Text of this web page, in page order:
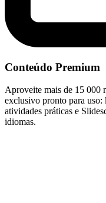
Conteúdo Premium
Aproveite mais de 15 000
exclusivo pronto para uso:
atividades práticas e
idiomas.